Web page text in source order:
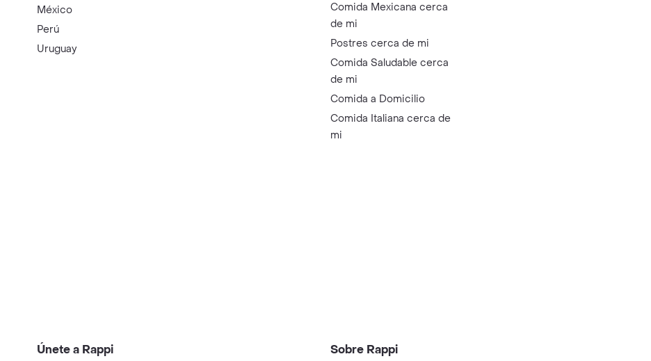
México
Perú
Uruguay
Comida Mexicana cerca
de mi
Postres cerca de mi
Comida Saludable cerca
de mi
Comida a Domicilio
Comida Italiana cerca de
mi
Únete a Rappi Sobre Rappi